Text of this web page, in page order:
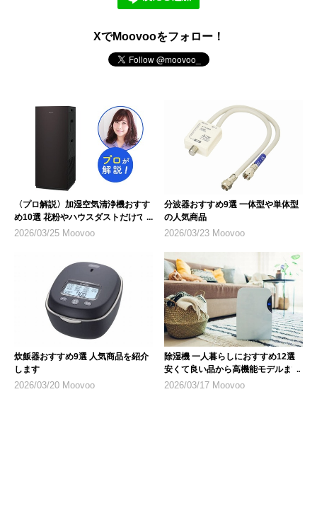
XでMoovooをフォロー！
〈プロ解説〉加湿空気清浄機おすす
め10選 花粉やハウスダストだけで
なく乾燥対策にも
2026/03/25 Moovoo
分波器おすすめ9選 一体型や単体型
の人気商品
2026/03/23 Moovoo
炊飯器おすすめ9選 人気商品を紹介
します
2026/03/20 Moovoo
除湿機 一人暮らしにおすすめ12選
安くて良い品から高機能モデルまで
2026/03/17 Moovoo